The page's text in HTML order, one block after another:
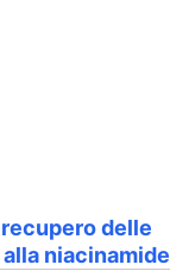
delle
niacinamide